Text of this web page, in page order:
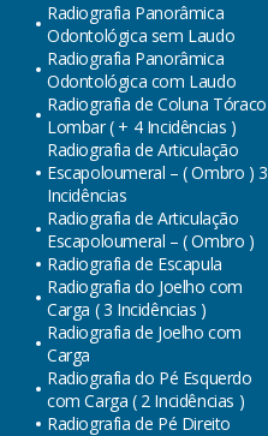
Radiografia Panorâmica
Odontológica sem Laudo
Radiografia Panorâmica
Odontológica com Laudo
Radiografia de Coluna Tóraco
Lombar ( + 4 Incidências )
Radiografia de Articulação
Escapoloumeral – ( Ombro ) 3
Incidências
Radiografia de Articulação
Escapoloumeral – ( Ombro )
Radiografia de Escapula
Radiografia do Joelho com
Carga ( 3 Incidências )
Radiografia de Joelho com
Carga
Radiografia do Pé Esquerdo
com Carga ( 2 Incidências )
Radiografia de Pé Direito